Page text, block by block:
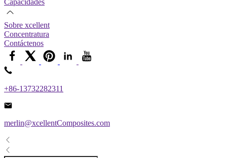
Capacidades
Sobre xcellent
Concentratura
Contáctenos
+86-13732282311
merlin@xcellentComposites.com